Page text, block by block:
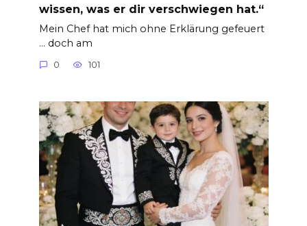
wissen, was er dir verschwiegen hat.“
Mein Chef hat mich ohne Erklärung gefeuert
… doch am
0 101